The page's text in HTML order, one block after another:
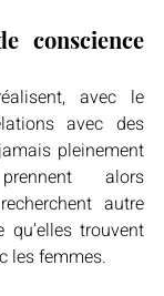
conscience
avec le
avec des
pleinement
alors
autre
qu’elles trouvent
les femmes.